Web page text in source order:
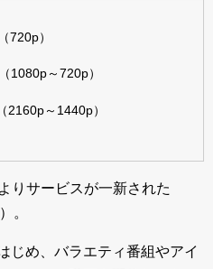
720p）
1080p～720p）
2160p～1440p）
りサービスが一新された
。
じめ、バラエティ番組やアイ